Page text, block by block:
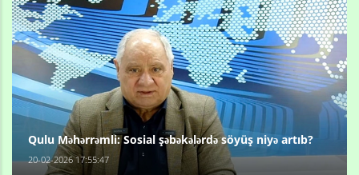
Qulu Məhərrəmli: Sosial şəbəkələrdə söyüş niyə artıb?
20-02-2026 17:55:47